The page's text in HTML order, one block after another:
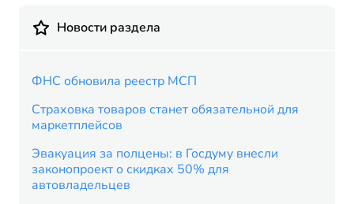
Новости раздела
ФНС обновила реестр МСП
Страховка товаров станет обязательной для
маркетплейсов
Эвакуация за полцены: в Госдуму внесли
законопроект о скидках 50% для
автовладельцев